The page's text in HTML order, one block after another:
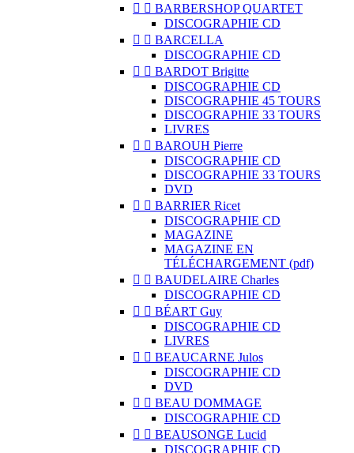
  BARBERSHOP QUARTET
DISCOGRAPHIE CD
  BARCELLA
DISCOGRAPHIE CD
  BARDOT Brigitte
DISCOGRAPHIE CD
DISCOGRAPHIE 45 TOURS
DISCOGRAPHIE 33 TOURS
LIVRES
  BAROUH Pierre
DISCOGRAPHIE CD
DISCOGRAPHIE 33 TOURS
DVD
  BARRIER Ricet
DISCOGRAPHIE CD
MAGAZINE
MAGAZINE EN
TÉLÉCHARGEMENT (pdf)
  BAUDELAIRE Charles
DISCOGRAPHIE CD
  BÉART Guy
DISCOGRAPHIE CD
LIVRES
  BEAUCARNE Julos
DISCOGRAPHIE CD
DVD
  BEAU DOMMAGE
DISCOGRAPHIE CD
  BEAUSONGE Lucid
DISCOGRAPHIE CD